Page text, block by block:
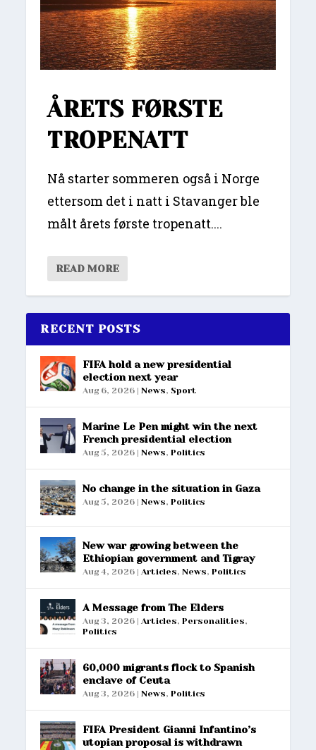
ÅRETS FØRSTE
TROPENATT
Nå starter sommeren også i Norge
ettersom det i natt i Stavanger ble
målt årets første tropenatt....
READ MORE
RECENT POSTS
FIFA hold a new presidential
election next year
Aug 6, 2026 |News, Sport
Marine Le Pen might win the next
French presidential election
Aug 5, 2026 |News,Politics
No change in the situation in Gaza
Aug 5, 2026 |News,Politics
New war growing between the
Ethiopian government and Tigray
Aug 4, 2026 |Articles,News,Politics
A Message from The Elders
Aug 3, 2026 |Articles,Personalities,
Politics
60,000 migrants flock to Spanish
enclave of Ceuta
Aug 3, 2026 |News,Politics
FIFA President Gianni Infantino’s
utopian proposal is withdrawn